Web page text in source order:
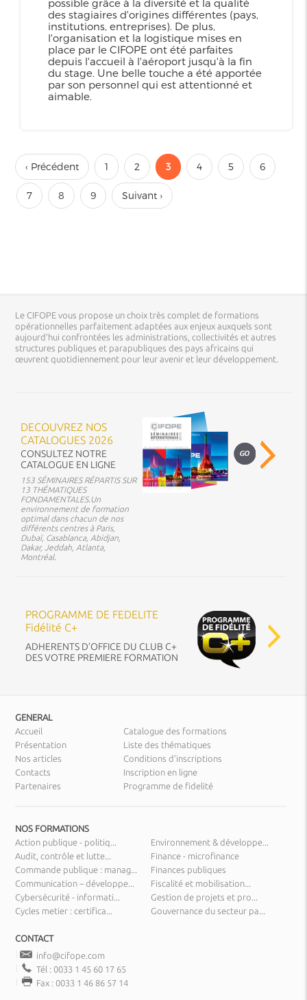
possible grâce à la diversité et la qualité
des stagiaires d'origines différentes (pays,
institutions, entreprises). De plus,
l'organisation et la logistique mises en
place par le CIFOPE ont été parfaites
depuis l'accueil à l'aéroport jusqu'à la fin
du stage. Une belle touche a été apportée
par son personnel qui est attentionné et
aimable.
‹ Précédent 1 2 3 4 5 6
7 8 9 Suivant ›
Le CIFOPE vous propose un choix très complet de formations
opérationnelles parfaitement adaptées aux enjeux auxquels sont
aujourd’hui confrontées les administrations, collectivités et autres
structures publiques et parapubliques des pays africains qui
œuvrent quotidiennement pour leur avenir et leur développement.
DECOUVREZ NOS
CATALOGUES 2026
CONSULTEZ NOTRE
CATALOGUE EN LIGNE
153 SÉMINAIRES RÉPARTIS SUR
13 THÉMATIQUES
FONDAMENTALES.Un
environnement de formation
optimal dans chacun de nos
différents centres à Paris,
Dubaï, Casablanca, Abidjan,
Dakar, Jeddah, Atlanta,
Montréal.
PROGRAMME DE FEDELITE
Fidélité C+
ADHERENTS D’OFFICE DU CLUB C+
DES VOTRE PREMIERE FORMATION
GENERAL
Accueil
Présentation
Nos articles
Contacts
Partenaires
Catalogue des formations
Liste des thématiques
Conditions d’inscriptions
Inscription en ligne
Programme de fidelité
NOS FORMATIONS
Action publique - politiq...
Audit, contrôle et lutte...
Commande publique : manag...
Communication – développe...
Cybersécurité - informati...
Cycles metier : certifica...
Environnement & développe...
Finance - microfinance
Finances publiques
Fiscalité et mobilisation...
Gestion de projets et pro...
Gouvernance du secteur pa...
CONTACT
info@cifope.com
Tél : 0033 1 45 60 17 65
Fax : 0033 1 46 86 57 14